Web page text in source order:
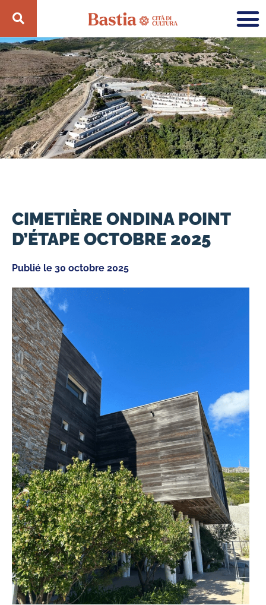
CIMETIÈRE ONDINA POINT
D’ÉTAPE OCTOBRE 2025
Publié le 30 octobre 2025